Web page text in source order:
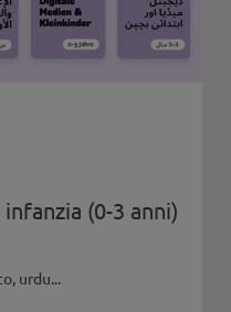
(0-3 anni)
urdu...